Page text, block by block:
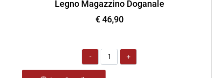
Legno Magazzino Doganale
€ 46,90
Quantità